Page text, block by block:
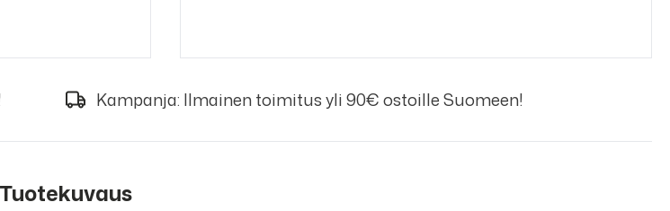
Kampanja: Ilmainen toimitus yli 90€ ostoille Suomeen!
Tuotekuvaus